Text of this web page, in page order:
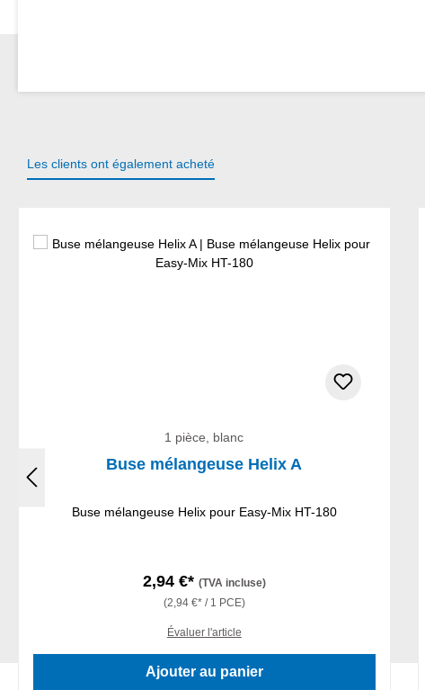
Les clients ont également acheté
1 pièce, blanc
Buse mélangeuse Helix A
Buse mélangeuse Helix pour Easy-Mix HT-180
2,94 €* (TVA incluse)
(2,94 €* / 1 PCE)
Évaluer l'article
Ajouter au panier